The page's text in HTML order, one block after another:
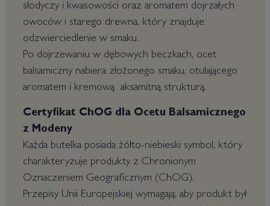
słodyczy i kwasowości oraz aromatem dojrzałych
owoców i starego drewna, który znajduje
odzwierciedlenie w smaku.
Po dojrzewaniu w dębowych beczkach, ocet
balsamiczny nabiera złożonego smaku, otulającego
aromatem i kremową aksamitną strukturą.
Certyfikat ChOG dla Ocetu Balsamicznego
z Modeny
Każda butelka posiada żółto-niebieski symbol, który
charakteryzuje produkty z Chronionym
Oznaczeniem Geograficznym (ChOG).
Przepisy Unii Europejskiej wymagają, aby produkt był